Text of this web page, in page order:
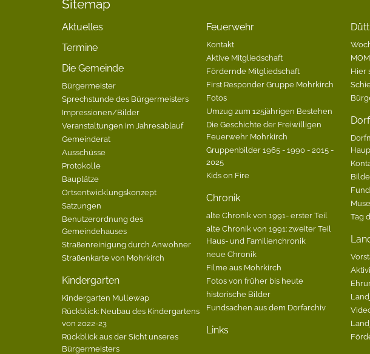
Sitemap
Aktuelles
Termine
Die Gemeinde
Bürgermeister
Sprechstunde des Bürgermeisters
Impressionen/Bilder
Veranstaltungen im Jahresablauf
Gemeinderat
Ausschüsse
Protokolle
Bauplätze
Ortsentwicklungskonzept
Satzungen
Benutzerordnung des
Gemeindehauses
Straßenreinigung durch Anwohner
Straßenkarte von Mohrkirch
Kindergarten
Kindergarten Mullewap
Rückblick: Neubau des Kindergartens
von 2022-23
Rückblick aus der Sicht unseres
Bürgermeisters
Feuerwehr
Kontakt
Aktive Mitgliedschaft
Fördernde Mitgliedschaft
First Responder Gruppe Mohrkirch
Fotos
Umzug zum 125jährigen Bestehen
Die Geschichte der Freiwilligen
Feuerwehr Mohrkirch
Gruppenbilder 1965 - 1990 - 2015 -
2025
Kids on Fire
Chronik
alte Chronik von 1991- erster Teil
alte Chronik von 1991: zweiter Teil
Haus- und Familienchronik
neue Chronik
Filme aus Mohrkirch
Fotos von früher bis heute
historische Bilder
Fundsachen aus dem Dorfarchiv
Links
Hier
Tag